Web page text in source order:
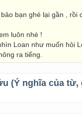
bảo bạn ghé lại gần , rồi
luôn nhé !
Loan như muốn hỏi
ra tiếng.
(Ý nghĩa của